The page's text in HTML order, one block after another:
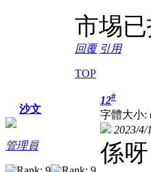
市埸
回覆 引用
TOP
沙文
管理員
12#
字體大小:
2023/4/
係